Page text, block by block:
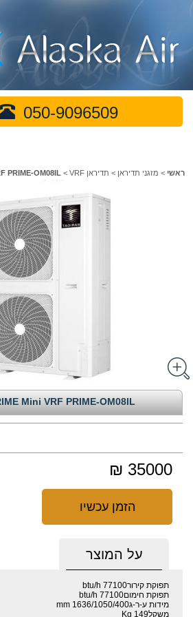
050-9096509
ראשי > מזגני תדיראן > תדיראן VRF >
PRIME-OM08IL
Mini VRF PRIME-OM08IL
35000 ₪
הזמן עכשיו
על המוצר
תפוקת קירור77100 btu/h
תפוקת חימום77100 btu/h
מידות ע-ר-ג1636/1050/400 mm
משקל149 Kg